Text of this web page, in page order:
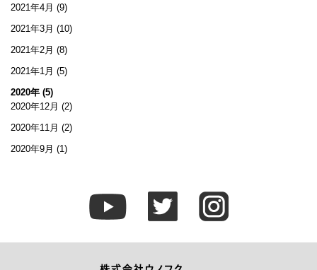
2021年4月 (9)
2021年3月 (10)
2021年2月 (8)
2021年1月 (5)
2020年 (5)
2020年12月 (2)
2020年11月 (2)
2020年9月 (1)